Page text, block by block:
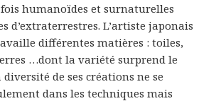
humanoïdes et surnaturelles
d’extraterrestres. L’artiste japonais
différentes matières : toiles,
…dont la variété surprend le
de ses créations ne se
dans les techniques mais